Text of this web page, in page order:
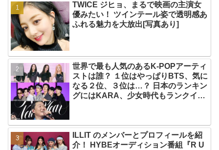
TWICE ジヒョ、まるで映画の主演女
優みたい！ ツインテール姿で透明感あ
ふれる魅力を大放出[写真あり]
世界で最も人気のあるK-POPアーティ
ストは誰？ １位はやっぱりBTS、気に
なる２位、３位は…？ 日本のランキン
グにはKARA、少女時代もランクイ
ILLIT のメンバーとプロフィールを紹
介！ HYBEオーディション番組『R U